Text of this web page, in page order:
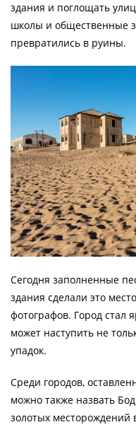
здания и поглощать
школы и общественные
превратились в руины.
Сегодня заполненные
здания сделали это
фотографов. Город стал
может наступить не
упадок.
Среди городов,
можно также назвать
золотых месторождений